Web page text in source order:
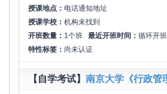
授课地点： 电话通知地址
授课学校： 机构未找到
开班数量： 1个班 最近开班时间： 循环开班
特性标签： 尚未认证
【自学考试】 南京大学《行政管